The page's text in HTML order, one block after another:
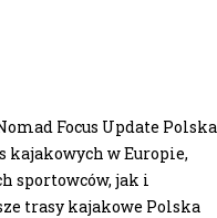
Focus Update Polska
kajakowych w Europie,
sportowców, jak i
trasy kajakowe Polska